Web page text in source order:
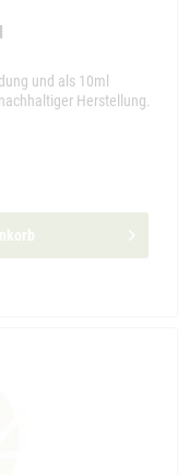
und als 10ml
Herstellung.